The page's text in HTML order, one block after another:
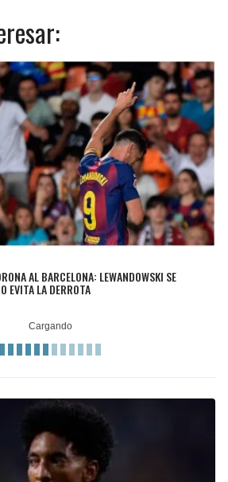
AL BARCELONA: LEWANDOWSKI SE
EVITA LA DERROTA